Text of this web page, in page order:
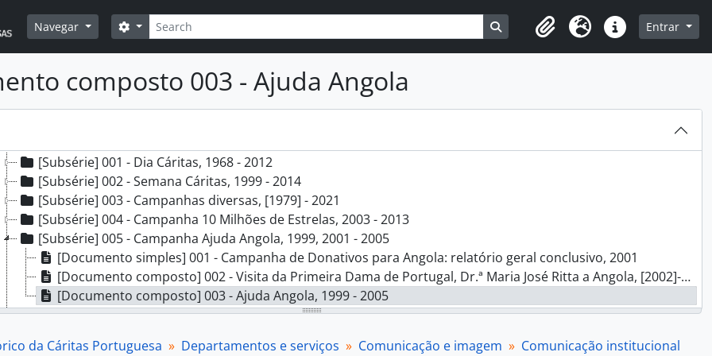
Navegar
Pesquisar
Opções de busca Busque na página de navegação
Clipboard
Idioma Ligações rápidas
Entrar
composto 003 - Ajuda Angola
[Subsecção] D - Património, 1956 - 2013
[Série] 001 - Correspondência, 2004 - 2005
[Série] 002 - Atividade de suporte administrativo, 1995 - 2018
[Subsérie] 001 - Dia Cáritas, 1968 - 2012
[Subsérie] 002 - Semana Cáritas, 1999 - 2014
[Subsérie] 003 - Campanhas diversas, [1979] - 2021
[Subsérie] 004 - Campanha 10 Milhões de Estrelas, 2003 - 2013
[Subsérie] 005 - Campanha Ajuda Angola, 1999, 2001 - 2005
[Documento simples] 001 - Campanha de Donativos para Angola: relatório geral conclusivo, 2001
[Documento composto] 002 - Visita da Primeira Dama de Portugal, Dr.ª Maria José Ritta a Angola, [2002]-[10]-[?]
[Documento composto] 003 - Ajuda Angola, 1999 - 2005
[Subsérie] 006 - Campanha Ajuda Portugal, Incêndios, 2003, 2001 - 2006
da Cáritas Portuguesa Departamentos e serviços Comunicação e imagem
Comunicação institucional